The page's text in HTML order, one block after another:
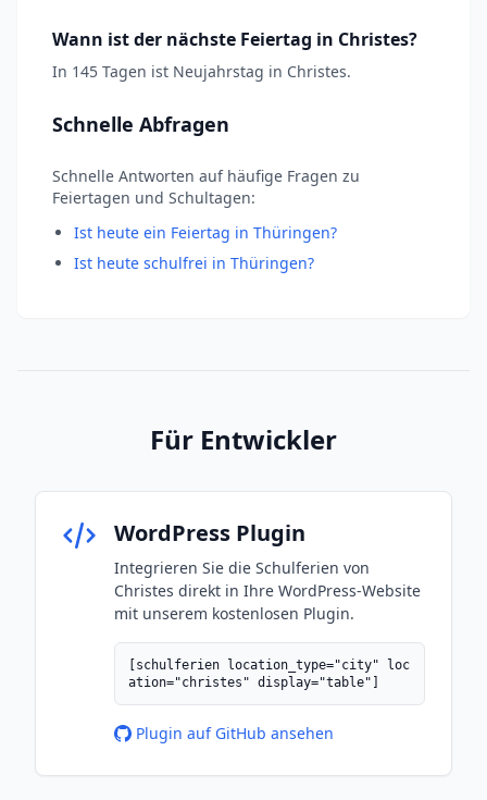
Wann ist der nächste Feiertag in Christes?
In 145 Tagen ist Neujahrstag in Christes.
Schnelle Abfragen
Schnelle Antworten auf häufige Fragen zu
Feiertagen und Schultagen:
Ist heute ein Feiertag in Thüringen?
Ist heute schulfrei in Thüringen?
Für Entwickler
WordPress Plugin
Integrieren Sie die Schulferien von
Christes direkt in Ihre WordPress-Website
mit unserem kostenlosen Plugin.
[schulferien location_type="city" loc
ation="christes" display="table"]
Plugin auf GitHub ansehen